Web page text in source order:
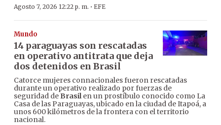
Agosto 7, 2026 12:22 p. m. · EFE
Mundo
14 paraguayas son rescatadas
en operativo antitrata que deja
dos detenidos en Brasil
Catorce mujeres connacionales fueron rescatadas
durante un operativo realizado por fuerzas de
seguridad de Brasilen un prostíbulo conocido como La
Casa de las Paraguayas, ubicado en la ciudad de Itapoá, a
unos 600 kilómetros de la frontera con el territorio
nacional.